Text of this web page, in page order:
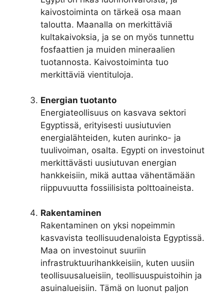
kaivostoiminta on tärkeä osa maan
taloutta. Maanalla on merkittäviä
kultakaivoksia, ja se on myös tunnettu
fosfaattien ja muiden mineraalien
tuotannosta. Kaivostoiminta tuo
merkittäviä vientituloja.
Energian tuotanto
Energiateollisuus on kasvava sektori
Egyptissä, erityisesti uusiutuvien
energialähteiden, kuten aurinko- ja
tuulivoiman, osalta. Egypti on investoinut
merkittävästi uusiutuvan energian
hankkeisiin, mikä auttaa vähentämään
riippuvuutta fossiilisista polttoaineista.
Rakentaminen
Rakentaminen on yksi nopeimmin
kasvavista teollisuudenaloista Egyptissä.
Maa on investoinut suuriin
infrastruktuurihankkeisiin, kuten uusiin
teollisuusalueisiin, teollisuuspuistoihin ja
asuinalueisiin. Tämä on luonut paljon